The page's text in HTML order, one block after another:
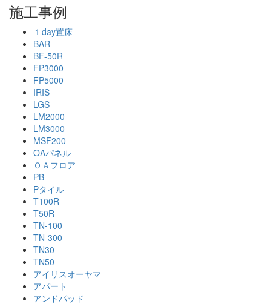
施工事例
１day置床
BAR
BF-50R
FP3000
FP5000
IRIS
LGS
LM2000
LM3000
MSF200
OAパネル
ＯＡフロア
PB
Pタイル
T100R
T50R
TN-100
TN-300
TN30
TN50
アイリスオーヤマ
アパート
アンドパッド